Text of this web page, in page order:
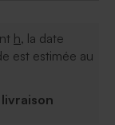
h, la date
est estimée au